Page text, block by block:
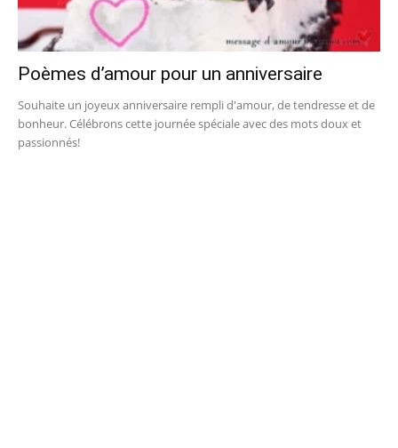
Poèmes d’amour pour un anniversaire
Souhaite un joyeux anniversaire rempli d'amour, de tendresse et de
bonheur. Célébrons cette journée spéciale avec des mots doux et
passionnés!